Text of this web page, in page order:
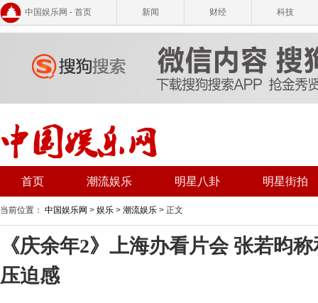
中国娱乐网 - 首页 新闻 财经 科技
首页 潮流娱乐 明星八卦 明星街拍
当前位置： 中国娱乐网 > 娱乐 > 潮流娱乐 > 正文
《庆余年2》上海办看片会 张若昀
压迫感